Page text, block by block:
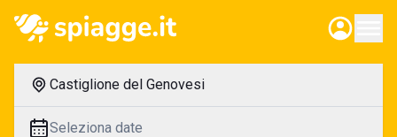
Castiglione del Genovesi
Seleziona date